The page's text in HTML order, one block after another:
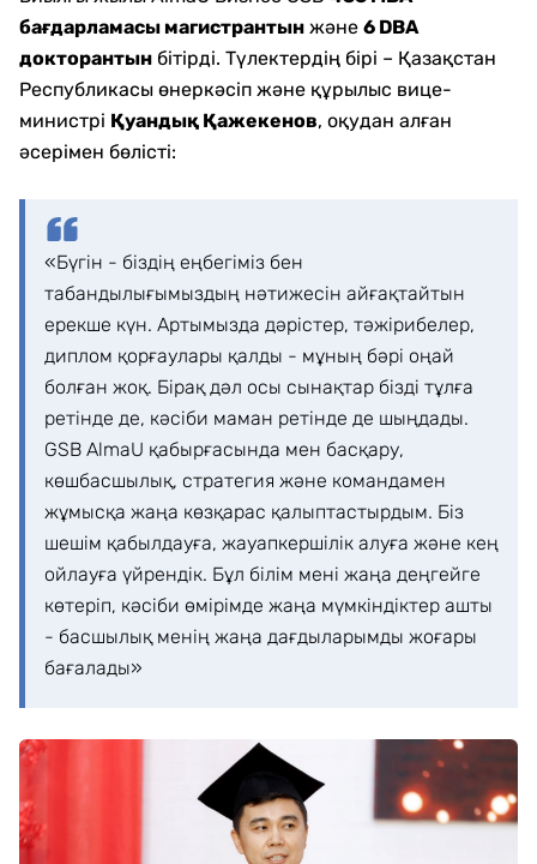
бағдарламасы магистрантын және 6 DBA
докторантын бітірді. Түлектердің бірі – Қазақстан
Республикасы өнеркәсіп және құрылыс вице-
министрі Қуандық Қажекенов, оқудан алған
әсерімен бөлісті:
«Бүгін - біздің еңбегіміз бен
табандылығымыздың нәтижесін айғақтайтын
ерекше күн. Артымызда дәрістер, тәжірибелер,
диплом қорғаулары қалды - мұның бәрі оңай
болған жоқ. Бірақ дәл осы сынақтар бізді тұлға
ретінде де, кәсіби маман ретінде де шыңдады.
GSB AlmaU қабырғасында мен басқару,
көшбасшылық, стратегия және командамен
жұмысқа жаңа көзқарас қалыптастырдым. Біз
шешім қабылдауға, жауапкершілік алуға және кең
ойлауға үйрендік. Бұл білім мені жаңа деңгейге
көтеріп, кәсіби өмірімде жаңа мүмкіндіктер ашты
- басшылық менің жаңа дағдыларымды жоғары
бағалады»